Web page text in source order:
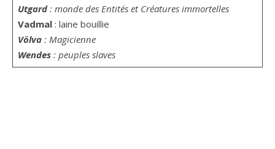
Utgard: monde des Entités et Créatures immortelles
Vadmal : laine bouillie
Völva: Magicienne
Wendes : peuples slaves